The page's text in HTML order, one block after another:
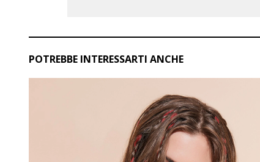
POTREBBE INTERESSARTI ANCHE